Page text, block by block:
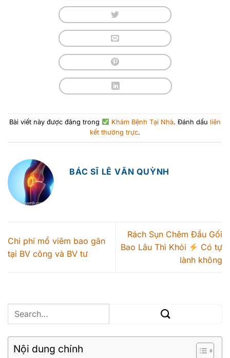
Bài viết này được đăng trong Khám Bệnh Tại Nhà. Đánh dấu liên
kết thường trực.
BÁC SĨ LÊ VĂN QUỲNH
Chi phí mổ viêm bao gân
tại BV công và BV tư
Rách Sụn Chêm Đầu Gối
Bao Lâu Thì Khỏi
Có tự
lành không
Nội dung chính